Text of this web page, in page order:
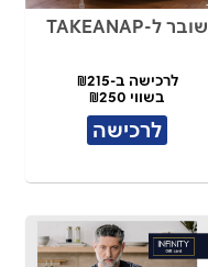
שובר ל-TAKEANAP
לרכישה ב-₪215
בשווי ₪250
לרכישה